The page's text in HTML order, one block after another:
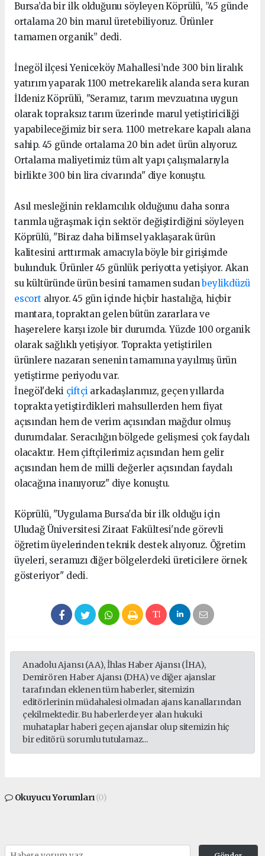
Bursa’da bir ilk olduğunu söyleyen Köprülü, ”45 günde
ortalama 20 bin marul üretebiliyoruz. Ürünler
tamamen organik” dedi.
İnegöl ilçesi Yeniceköy Mahallesi’nde 300 bin liralık
yatırım yaparak 1100 metrekarelik alanda sera kuran
İldeniz Köprülü, "Seramız, tarım mevzuatına uygun
olarak topraksız tarım üzerinde marul yetiştiriciliği
yapabileceğimiz bir sera. 1100 metrekare kapalı alana
sahip. 45 günde ortalama 20 bin adet ürün alıyoruz.
Ortalama maliyetimiz tüm alt yapı çalışmalarıyla
birlikte 300 bin lira civarında" diye konuştu.
Asıl mesleğinin reklamcılık olduğunu daha sonra
tarımla uğraşmak için sektör değiştirdiğini söyleyen
Köprülü, "Biraz daha bilimsel yaklaşarak ürün
kalitesini arttırmak amacıyla böyle bir girişimde
bulunduk. Ürünler 45 günlük periyotta yetişiyor. Akan
su kültüründe ürün besini tamamen sudanbeylikdüzü
escort alıyor. 45 gün içinde hiçbir hastalığa, hiçbir
mantara, topraktan gelen bütün zararlara ve
haşerelere karşı izole bir durumda. Yüzde 100 organik
olarak sağlıklı yetişiyor. Toprakta yetiştirilen
ürünlere nazaran senenin tamamına yayılmış ürün
yetiştirme periyodu var.
İnegöl'deki çiftçiarkadaşlarımız, geçen yıllarda
toprakta yetiştirdikleri mahsullerden hem fiyat
açısından hem de verim açısından mağdur olmuş
durumdalar. Seracılığın bölgede gelişmesi çok faydalı
olacaktır. Hem çiftçilerimiz açısından hem gelir
açısından hem de milli değerler açısından faydalı
olacağına inanıyoruz" diye konuştu.
Köprülü, "Uygulama Bursa'da bir ilk olduğu için
Uludağ Üniversitesi Ziraat Fakültesi'nde görevli
öğretim üyelerinden teknik destek alıyoruz. Öğretim
üyeleri, seramızı diğer bölgelerdeki üreticilere örnek
gösteriyor" dedi.
Anadolu Ajansı (AA), İhlas Haber Ajansı (İHA),
Demirören Haber Ajansı (DHA) ve diğer ajanslar
tarafından eklenen tüm haberler, sitemizin
editörlerinin müdahalesi olmadan ajans kanallarından
çekilmektedir. Bu haberlerde yer alan hukuki
muhataplar haberi geçen ajanslar olup sitemizin hiç
bir editörü sorumlu tutulamaz...
Okuyucu Yorumları(0)